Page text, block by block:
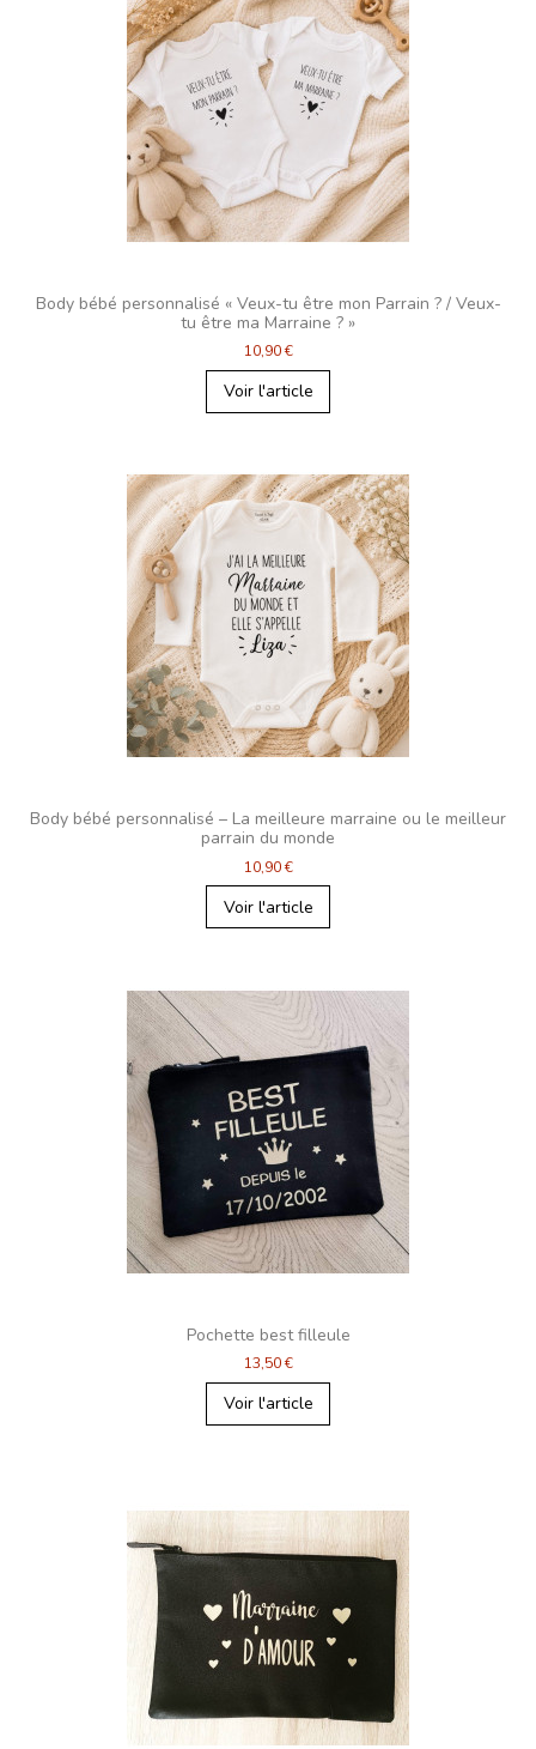
Body bébé personnalisé « Veux-tu être mon Parrain ? / Veux-
tu être ma Marraine ? »
10,90 €
Voir l'article
Body bébé personnalisé – La meilleure marraine ou le meilleur
parrain du monde
10,90 €
Voir l'article
Pochette best filleule
13,50 €
Voir l'article